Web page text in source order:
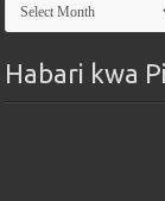
Maktaba
Habari kwa